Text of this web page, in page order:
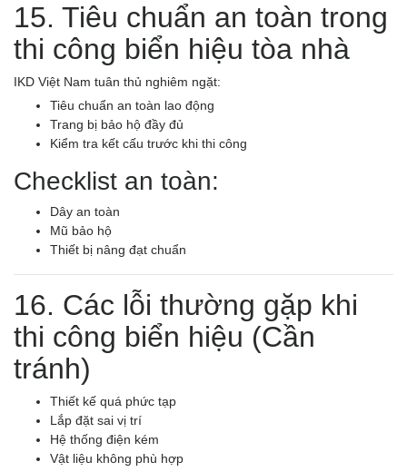
15. Tiêu chuẩn an toàn trong
thi công biển hiệu tòa nhà
IKD Việt Nam tuân thủ nghiêm ngặt:
Tiêu chuẩn an toàn lao động
Trang bị bảo hộ đầy đủ
Kiểm tra kết cấu trước khi thi công
Checklist an toàn:
Dây an toàn
Mũ bảo hộ
Thiết bị nâng đạt chuẩn
16. Các lỗi thường gặp khi
thi công biển hiệu (Cần
tránh)
Thiết kế quá phức tạp
Lắp đặt sai vị trí
Hệ thống điện kém
Vật liệu không phù hợp